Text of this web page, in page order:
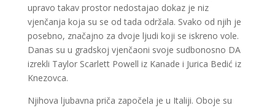
upravo takav prostor nedostajao dokaz je niz
vjenčanja koja su se od tada održala. Svako od njih je
posebno, značajno za dvoje ljudi koji se iskreno vole.
Danas su u gradskoj vjenčaoni svoje sudbonosno DA
izrekli Taylor Scarlett Powell iz Kanade i Jurica Bedić iz
Knezovca.
Njihova ljubavna priča započela je u Italiji. Oboje su